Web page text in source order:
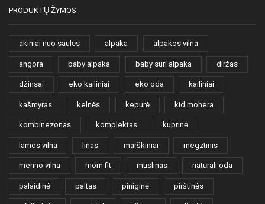
PRODUKTŲ ŽYMOS
akiniai nuo saulės alpaka alpakos vilna
angora baby alpaka baby suri alpaka diržas
džinsai eko kailiniai eko oda kailiniai
kašmyras kelnės kepurė kid mohera
kombinezonas komplektas kuprinė
lamos vilna linas marškiniai megztinis
merino vilna mom fit muslinas natūrali oda
palaidinė paltas piniginė pirštinės